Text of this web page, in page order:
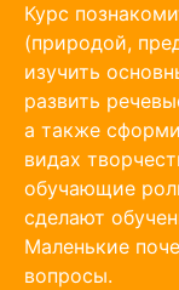
Курс
(природой,
изучить
развить
а также
видах
обучающие
сделают
Маленькие
вопросы.